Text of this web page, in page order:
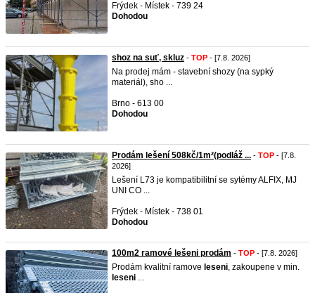
Frýdek - Místek - 739 24
Dohodou
shoz na suť, skluz - TOP - [7.8. 2026]
Na prodej mám - stavební shozy (na sypký
materiál), sho ...
Brno - 613 00
Dohodou
Prodám lešení 508kč/1m²(podláž ... - TOP - [7.8.
2026]
Lešení L73 je kompatibilitní se sytémy ALFIX, MJ
UNI CO ...
Frýdek - Místek - 738 01
Dohodou
100m2 ramové lešeni prodám - TOP - [7.8. 2026]
Prodám kvalitní ramove leseni, zakoupene v min.
leseni ...